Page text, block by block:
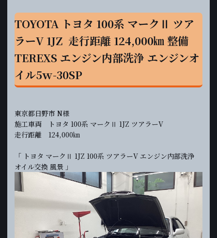
TOYOTA トヨタ 100系 マークⅡ ツア
ラーV 1JZ 走行距離 124,000㎞ 整備
TEREXS エンジン内部洗浄 エンジンオ
イル5ｗ-30SP
東京都日野市 N様
施工車両 トヨタ 100系 マークⅡ 1JZ ツアラーV
走行距離 124,000㎞
「 トヨタ マークⅡ 1JZ 100系 ツアラーV エンジン内部洗浄
オイル交換 風景 」